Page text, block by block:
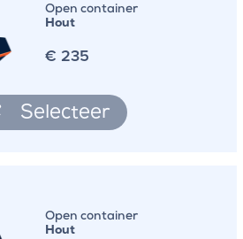
Open container
Hout
€ 235
Selecteer
Open container
Hout